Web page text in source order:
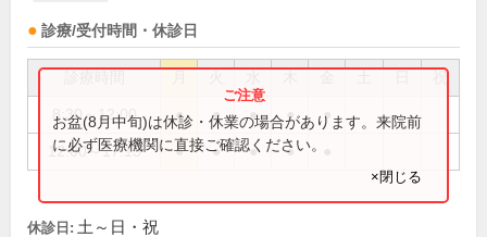
診療/受付時間・休診日
祝
8:30～12:00 ● ● ● ● ●
12:00～17:15 ● ● ● ●
お盆(8月中旬)は休診・休業の場合があります。来院前
に必ず医療機関に直接ご確認ください。
×閉じる
休診日: 土～日・祝